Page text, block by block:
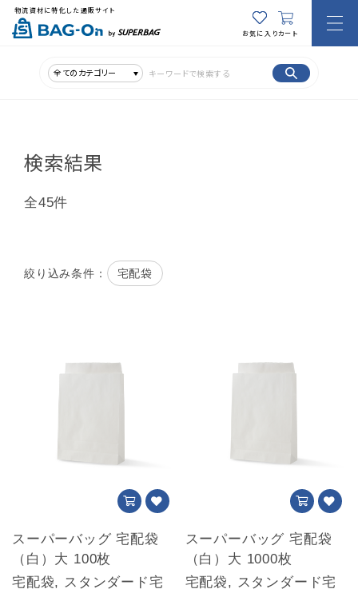
物流資材に特化した通販サイト
お気に入りカート
全てのカテゴリー
検索結果
全45件
絞り込み条件： 宅配袋
スーパーバッグ 宅配袋
（白）大 100枚
宅配袋, スタンダード宅
スーパーバッグ 宅配袋
（白）大 1000枚
宅配袋, スタンダード宅